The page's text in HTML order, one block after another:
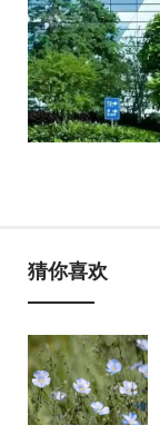
猜你喜欢